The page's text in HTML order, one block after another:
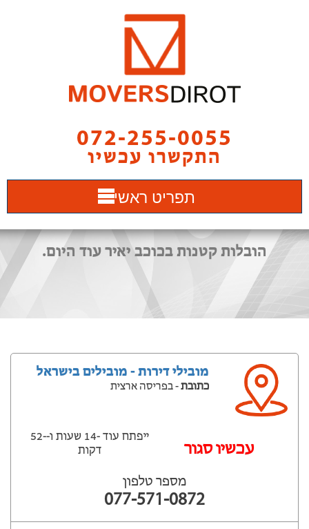
072-255-0055
התקשרו עכשיו
תפריט ראשי
הובלות קטנות בכוכב יאיר עוד היום.
מובילי דירות - מובילים בישראל
כתובת- בפריסה ארצית
‫עכשיו סגור
ייפתח עוד -14 שעות ‫ו--52
דקות
מספר טלפון
077-571-0872